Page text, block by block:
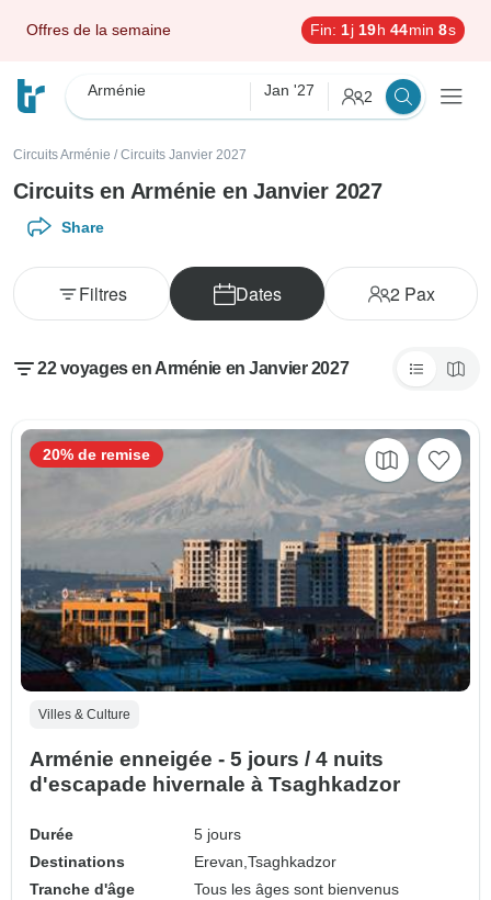
Offres de la semaine Fin: 1j 19h 44min 6s
Arménie Jan '27 2
Circuits Arménie / Circuits Janvier 2027
Circuits en Arménie en Janvier 2027
Share
Dates 2Pax
Filtres
22 voyages en Arménie en Janvier 2027
Villes & Culture
Arménie enneigée - 5 jours / 4 nuits
d'escapade hivernale à Tsaghkadzor
Durée
5 jours
Destinations
Erevan,Tsaghkadzor
Tranche d'âge
Tous les âges sont bienvenus
20% de remise